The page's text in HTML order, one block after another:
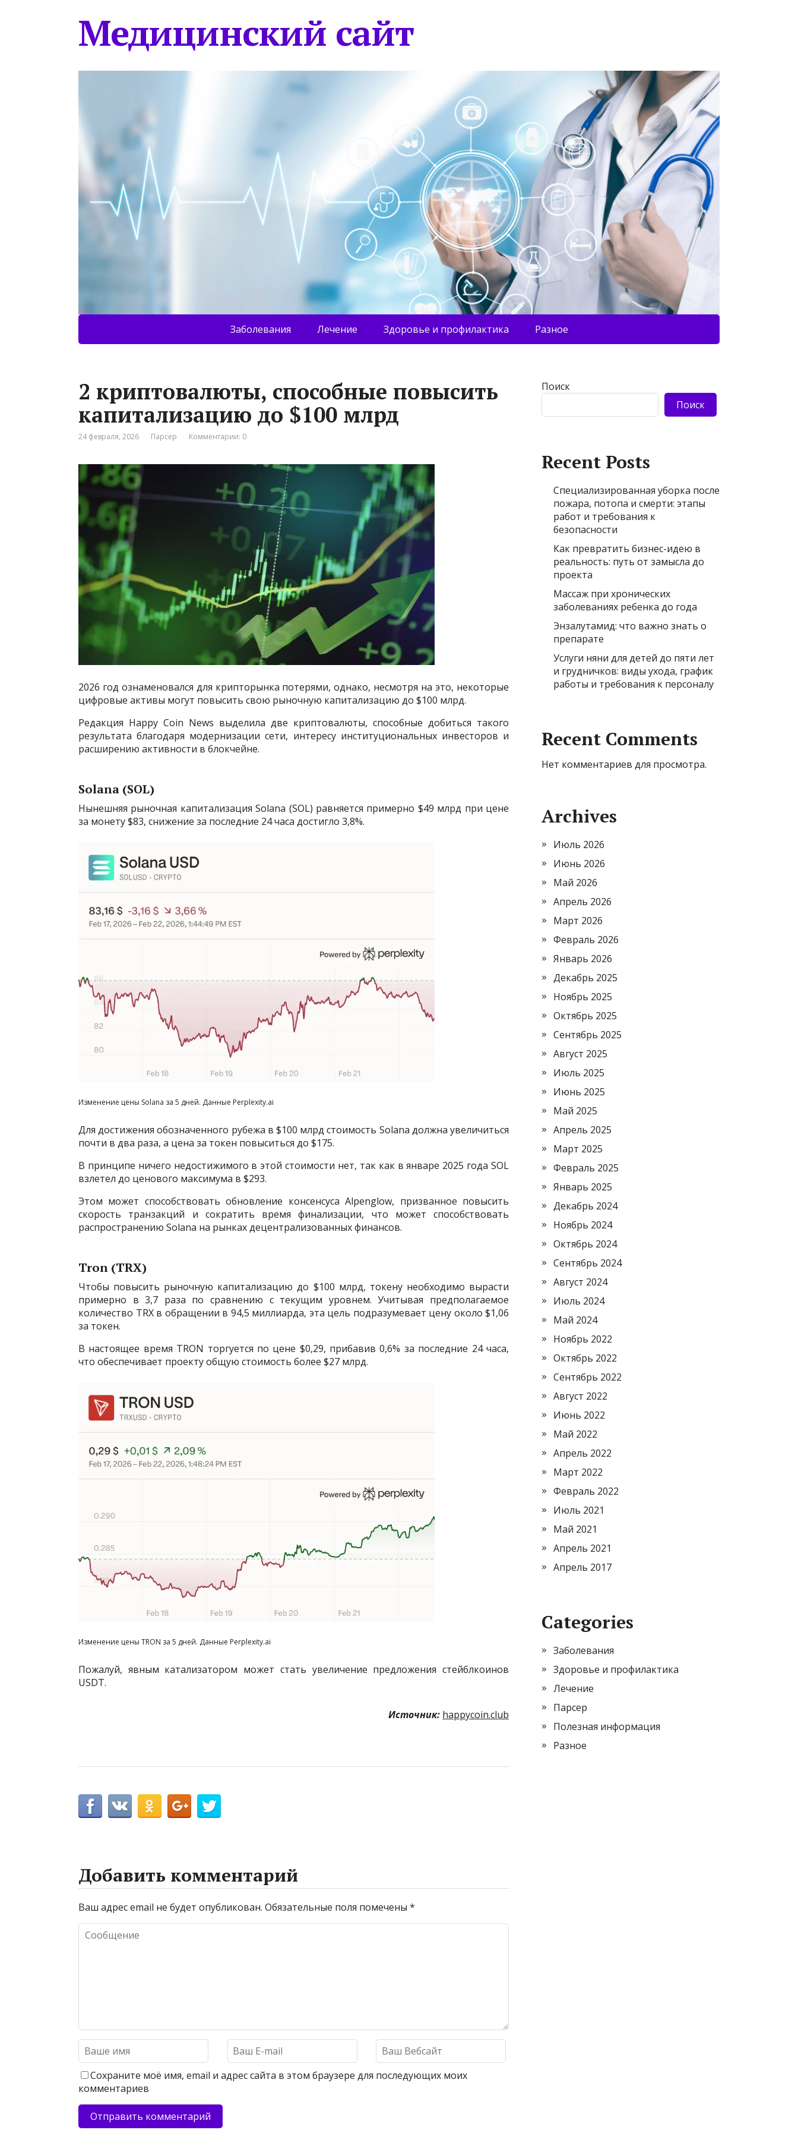
Медицинский сайт
Заболевания Лечение Здоровье и профилактика Разное
2 криптовалюты, способные повысить
капитализацию до $100 млрд
24 февраля, 2026 Парсер Комментарии: 0
2026 год ознаменовался для крипторынка потерями, однако, несмотря на это, некоторые
цифровые активы могут повысить свою рыночную капитализацию до $100 млрд.
Редакция Happy Coin News выделила две криптовалюты, способные добиться такого
результата благодаря модернизации сети, интересу институциональных инвесторов и
расширению активности в блокчейне.
Solana (SOL)
Нынешняя рыночная капитализация Solana (SOL) равняется примерно $49 млрд при цене
за монету $83, снижение за последние 24 часа достигло 3,8%.
Изменение цены Solana за 5 дней. Данные Perplexity.ai
Для достижения обозначенного рубежа в $100 млрд стоимость Solana должна увеличиться
почти в два раза, а цена за токен повыситься до $175.
В принципе ничего недостижимого в этой стоимости нет, так как в январе 2025 года SOL
взлетел до ценового максимума в $293.
Этом может способствовать обновление консенсуса Alpenglow, призванное повысить
скорость транзакций и сократить время финализации, что может способствовать
распространению Solana на рынках децентрализованных финансов.
Tron (TRX)
Чтобы повысить рыночную капитализацию до $100 млрд, токену необходимо вырасти
примерно в 3,7 раза по сравнению с текущим уровнем. Учитывая предполагаемое
количество TRX в обращении в 94,5 миллиарда, эта цель подразумевает цену около $1,06
за токен.
В настоящее время TRON торгуется по цене $0,29, прибавив 0,6% за последние 24 часа,
что обеспечивает проекту общую стоимость более $27 млрд.
Изменение цены TRON за 5 дней. Данные Perplexity.ai
Пожалуй, явным катализатором может стать увеличение предложения стейблкоинов
USDT.
Источник: happycoin.club
Добавить комментарий
Ваш адрес email не будет опубликован. Обязательные поля помечены *
Сохраните моё имя, email и адрес сайта в этом браузере для последующих моих
комментариев
Поиск
Поиск
Recent Posts
Специализированная уборка после
пожара, потопа и смерти: этапы
работ и требования к
безопасности
Как превратить бизнес-идею в
реальность: путь от замысла до
проекта
Массаж при хронических
заболеваниях ребенка до года
Энзалутамид: что важно знать о
препарате
Услуги няни для детей до пяти лет
и грудничков: виды ухода, график
работы и требования к персоналу
Recent Comments
Нет комментариев для просмотра.
Archives
Июль 2026
Июнь 2026
Май 2026
Апрель 2026
Март 2026
Февраль 2026
Январь 2026
Декабрь 2025
Ноябрь 2025
Октябрь 2025
Сентябрь 2025
Август 2025
Июль 2025
Июнь 2025
Май 2025
Апрель 2025
Март 2025
Февраль 2025
Январь 2025
Декабрь 2024
Ноябрь 2024
Октябрь 2024
Сентябрь 2024
Август 2024
Июль 2024
Май 2024
Ноябрь 2022
Октябрь 2022
Сентябрь 2022
Август 2022
Июнь 2022
Май 2022
Апрель 2022
Март 2022
Февраль 2022
Июль 2021
Май 2021
Апрель 2021
Апрель 2017
Categories
Заболевания
Здоровье и профилактика
Лечение
Парсер
Полезная информация
Разное